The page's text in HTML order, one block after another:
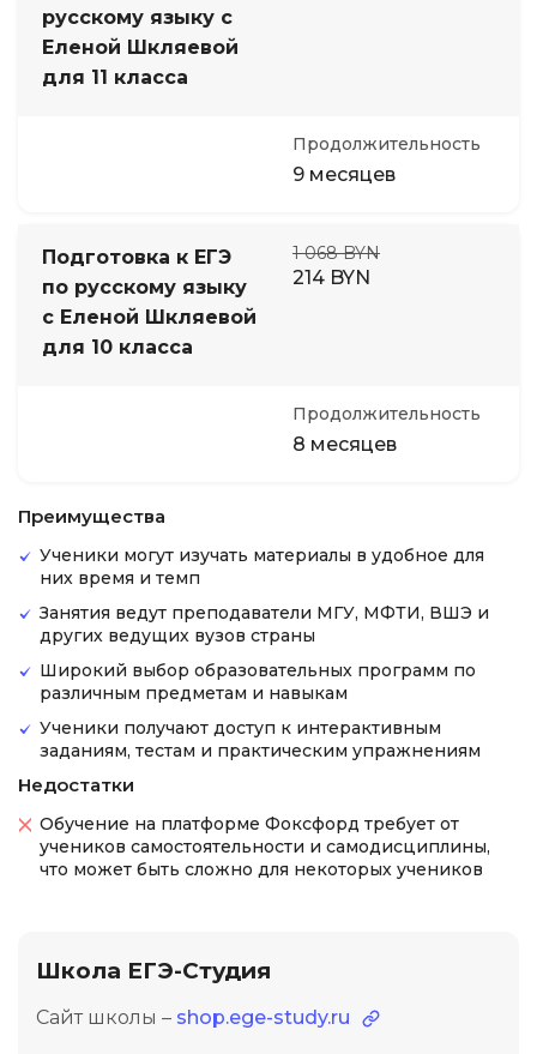
русскому языку с
Еленой Шкляевой
для 11 класса
Продолжительность
9 месяцев
Подготовка к ЕГЭ
по русскому языку
с Еленой Шкляевой
для 10 класса
1 068 BYN
214 BYN
Продолжительность
8 месяцев
Преимущества
Ученики могут изучать материалы в удобное для
них время и темп
Занятия ведут преподаватели МГУ, МФТИ, ВШЭ и
других ведущих вузов страны
Широкий выбор образовательных программ по
различным предметам и навыкам
Ученики получают доступ к интерактивным
заданиям, тестам и практическим упражнениям
Недостатки
Обучение на платформе Фоксфорд требует от
учеников самостоятельности и самодисциплины,
что может быть сложно для некоторых учеников
Школа ЕГЭ-Студия
Сайт школы – shop.ege-study.ru